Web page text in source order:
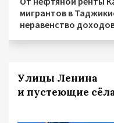
мигрантов в
неравенство
Улицы Ленина
и пустеющие